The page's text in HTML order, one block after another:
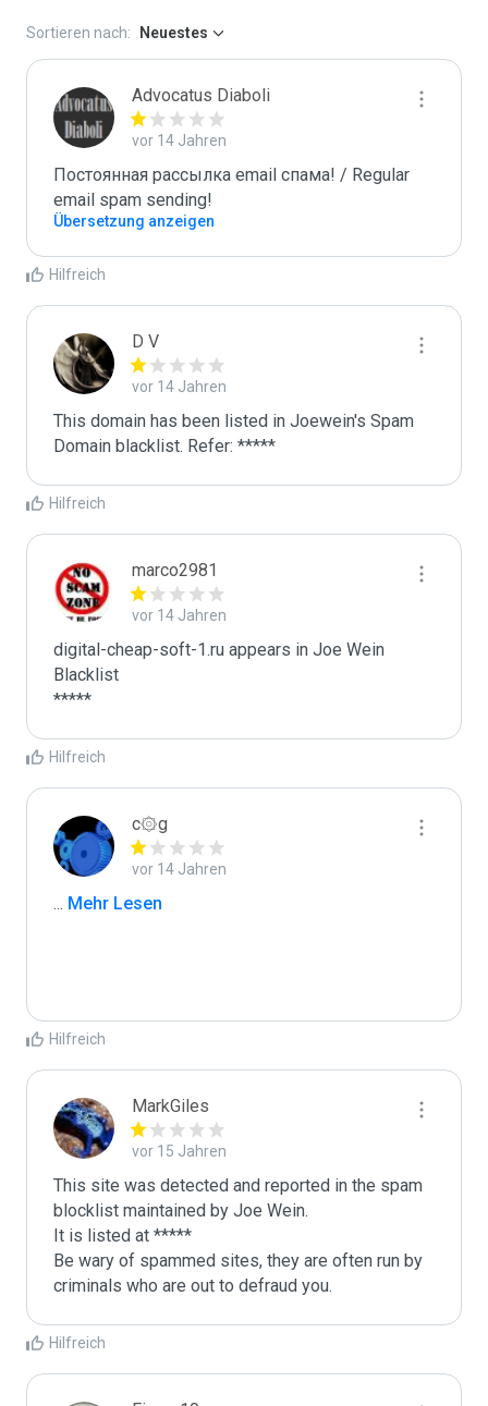
Sortieren nach: Neuestes
Advocatus Diaboli
vor 14 Jahren
Постоянная рассылка email спама! / Regular
email spam sending!
Übersetzung anzeigen
Hilfreich
D V
vor 14 Jahren
This domain has been listed in Joewein's Spam
Domain blacklist. Refer: *****
Hilfreich
marco2981
vor 14 Jahren
digital-cheap-soft-1.ru appears in Joe Wein
Blacklist
*****
Hilfreich
c۞g
vor 14 Jahren
... Mehr Lesen
Hilfreich
MarkGiles
vor 15 Jahren
This site was detected and reported in the spam
blocklist maintained by Joe Wein.
It is listed at *****
Be wary of spammed sites, they are often run by
criminals who are out to defraud you.
Hilfreich